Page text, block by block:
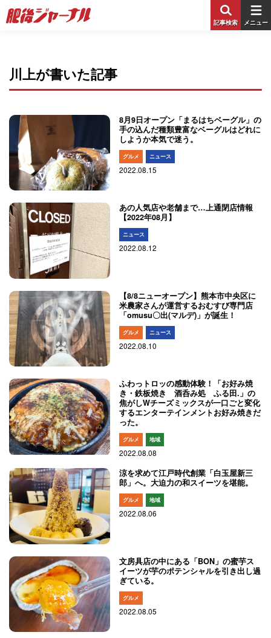
記事検索 メニュー
川上が書いた記事
8月9日オープン「まるはちベーグル」の
手の込んだ種類豊富なベーグルはどれに
しようか本気で迷う。
グルメ ニュース
2022.08.15
あの人気店や老舗まで…上通閉店情報
【2022年08月】
ニュース
2022.08.12
【8/8ニューオープン】熊本市中央区に
米農家さんが運営するおむすび専門店
「omusu〇出(マルデ)」が誕生！
グルメ ニュース
2022.08.10
ふわっトロッの感動体験！「お好み焼
き・鉄板焼き 酒呑み処 ふる田.」の
焦がしWチーズミックスが一口ごと変化
するエンターテインメントお好み焼きだ
った。
グルメ 地域
2022.08.08
涼を求めて江戸時代創業「白玉屋新三
郎」へ。大迫力の和スイーツを堪能。
グルメ 地域
2022.08.06
文房具店の中にある「BON」の蜜芋ス
イーツが芋のポテンシャルを引き出し過
ぎている。
グルメ
2022.08.05